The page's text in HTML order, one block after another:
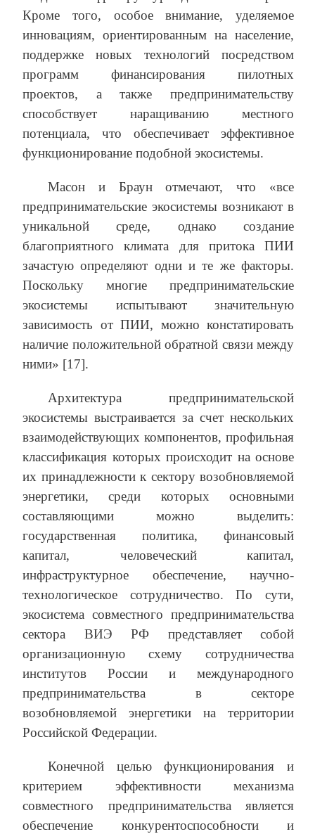
Кроме того, особое внимание, уделяемое
инновациям, ориентированным на население,
поддержке новых технологий посредством
программ финансирования пилотных
проектов, а также предпринимательству
способствует наращиванию местного
потенциала, что обеспечивает эффективное
функционирование подобной экосистемы.
Масон и Браун отмечают, что «все
предпринимательские экосистемы возникают в
уникальной среде, однако создание
благоприятного климата для притока ПИИ
зачастую определяют одни и те же факторы.
Поскольку многие предпринимательские
экосистемы испытывают значительную
зависимость от ПИИ, можно констатировать
наличие положительной обратной связи между
ними» [17].
Архитектура предпринимательской
экосистемы выстраивается за счет нескольких
взаимодействующих компонентов, профильная
классификация которых происходит на основе
их принадлежности к сектору возобновляемой
энергетики, среди которых основными
составляющими можно выделить:
государственная политика, финансовый
капитал, человеческий капитал,
инфраструктурное обеспечение, научно-
технологическое сотрудничество. По сути,
экосистема совместного предпринимательства
сектора ВИЭ РФ представляет собой
организационную схему сотрудничества
институтов России и международного
предпринимательства в секторе
возобновляемой энергетики на территории
Российской Федерации.
Конечной целью функционирования и
критерием эффективности механизма
совместного предпринимательства является
обеспечение конкурентоспособности и